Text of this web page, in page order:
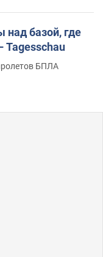
над базой, где
Tagesschau
БПЛА